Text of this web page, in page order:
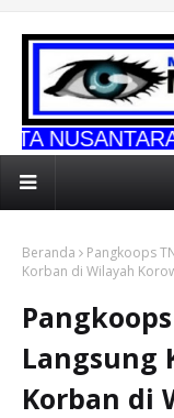
Beranda
Pangkoops
Korban di Wilayah
Langsung
Korban di